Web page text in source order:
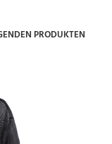
PRODUKTEN